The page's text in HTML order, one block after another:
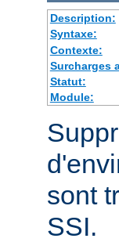
Description:
Syntaxe:
Contexte:
Surcharges
Statut:
Module:
sont
SSI.